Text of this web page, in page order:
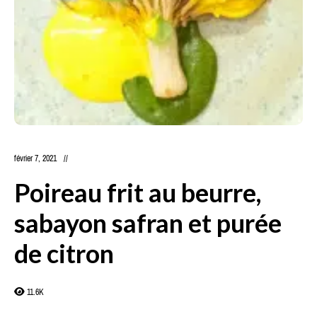
février 7, 2021
Poireau frit au beurre,
sabayon safran et purée
de citron
11.6K